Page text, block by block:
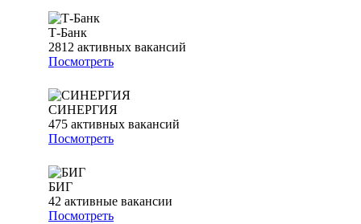
Т-Банк
2812 активных вакансий
Посмотреть
СИНЕРГИЯ
475 активных вакансий
Посмотреть
БИГ
42 активные вакансии
Посмотреть